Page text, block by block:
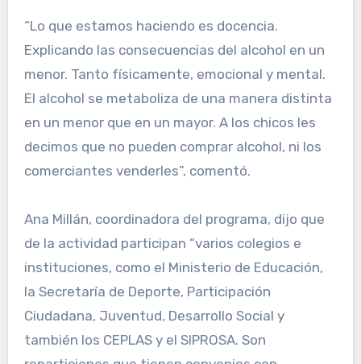
“Lo que estamos haciendo es docencia.
Explicando las consecuencias del alcohol en un
menor. Tanto físicamente, emocional y mental.
El alcohol se metaboliza de una manera distinta
en un menor que en un mayor. A los chicos les
decimos que no pueden comprar alcohol, ni los
comerciantes venderles”, comentó.
Ana Millán, coordinadora del programa, dijo que
de la actividad participan “varios colegios e
instituciones, como el Ministerio de Educación,
la Secretaría de Deporte, Participación
Ciudadana, Juventud, Desarrollo Social y
también los CEPLAS y el SIPROSA. Son